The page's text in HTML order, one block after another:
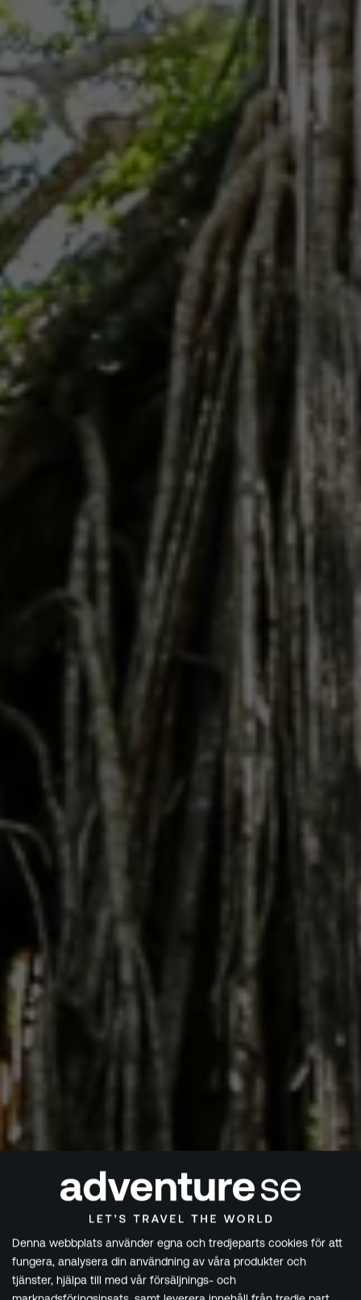
Denna webbplats använder egna och tredjeparts cookies för att
fungera, analysera din användning av våra produkter och
tjänster, hjälpa till med vår försäljnings- och